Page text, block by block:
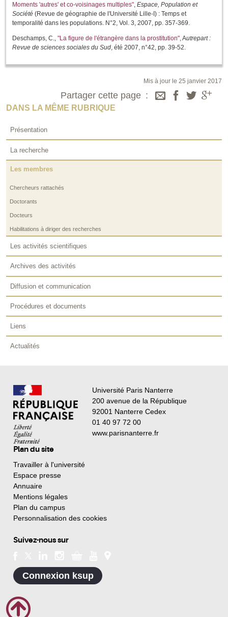
Moments 'autres' et co-voisinages multiples", Espace, Population et
Société (Revue de géographie de l'Université Lille-I) : Temps et
temporalité dans les populations. N°2, Vol. 3, 2007, pp. 357-369.
Deschamps, C., "La figure de l'étrangère dans la prostitution", Autrepart :
Revue de sciences sociales du Sud, été 2007, n°42, pp. 39-52.
Mis à jour le 25 janvier 2017
Partager cette page
DANS LA MÊME RUBRIQUE
Présentation
La recherche
Les membres
Chercheurs rattachés
Doctorants
Docteurs
Habilitations à diriger des recherches
Les activités scientifiques
Archives des activités
Diffusion et communication
Procédures et documents
Liens
Actualités
Université Paris Nanterre
200 avenue de la République
92001 Nanterre Cedex
01 40 97 72 00
www.parisnanterre.fr
Plan du site
Travailler à l'université
Espace presse
Annuaire
Mentions légales
Plan du campus
Personnalisation des cookies
Suivez-nous sur
Connexion ksup